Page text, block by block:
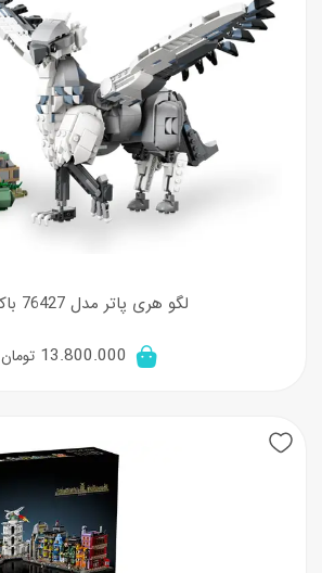
لگو هری پاتر مدل 76427 باکبیک
13.800.000 تومان